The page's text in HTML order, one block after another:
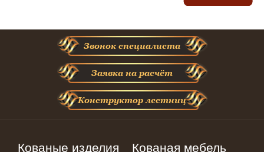
Звонок специалиста
Заявка на расчёт
Конструктор лестниц
Кованые изделия Кованая мебель